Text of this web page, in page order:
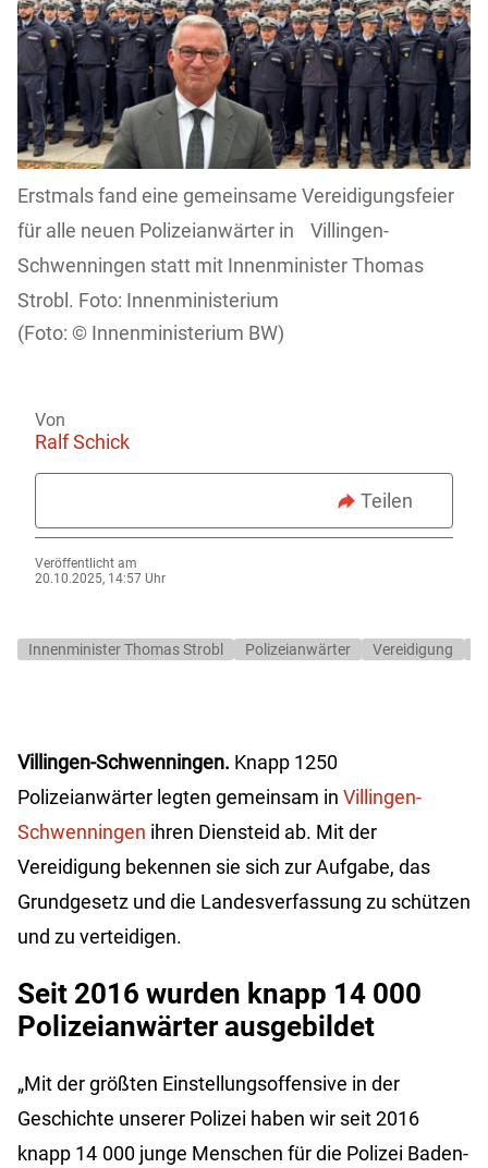
Erstmals fand eine gemeinsame Vereidigungsfeier
für alle neuen Polizeianwärter in Villingen-
Schwenningen statt mit Innenminister Thomas
Strobl. Foto: Innenministerium
Innenministerium BW)
Von
Ralf Schick
Teilen
Veröffentlicht am
20.10.2025, 14:57 Uhr
Innenminister Thomas Strobl Polizeianwärter Vereidigung
Villingen-Schwenningen. Knapp 1250
Polizeianwärter legten gemeinsam in Villingen-
Schwenningen ihren Diensteid ab. Mit der
Vereidigung bekennen sie sich zur Aufgabe, das
Grundgesetz und die Landesverfassung zu schützen
und zu verteidigen.
Seit 2016 wurden knapp 14 000
Polizeianwärter ausgebildet
„Mit der größten Einstellungsoffensive in der
Geschichte unserer Polizei haben wir seit 2016
knapp 14 000 junge Menschen für die Polizei Baden-